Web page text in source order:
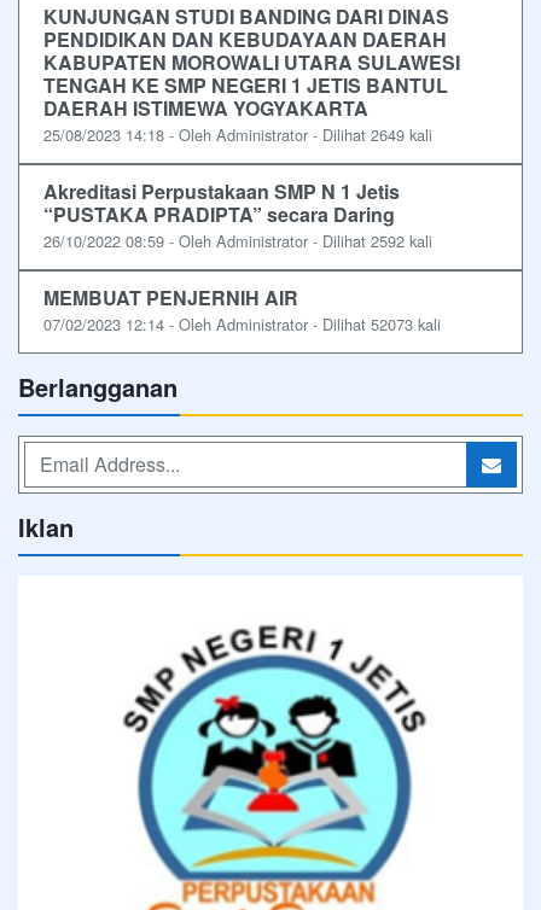
KUNJUNGAN STUDI BANDING DARI DINAS
PENDIDIKAN DAN KEBUDAYAAN DAERAH
KABUPATEN MOROWALI UTARA SULAWESI
TENGAH KE SMP NEGERI 1 JETIS BANTUL
DAERAH ISTIMEWA YOGYAKARTA
25/08/2023 14:18 - Oleh Administrator - Dilihat 2649 kali
Akreditasi Perpustakaan SMP N 1 Jetis
“PUSTAKA PRADIPTA” secara Daring
26/10/2022 08:59 - Oleh Administrator - Dilihat 2592 kali
MEMBUAT PENJERNIH AIR
07/02/2023 12:14 - Oleh Administrator - Dilihat 52073 kali
Berlangganan
Iklan